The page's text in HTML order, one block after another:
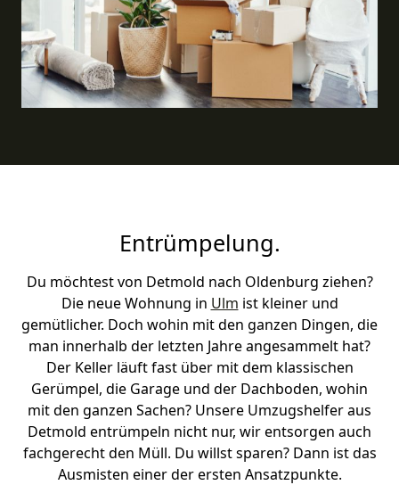
Entrümpelung.
Du möchtest von Detmold nach Oldenburg ziehen?
Die neue Wohnung in Ulm ist kleiner und
gemütlicher. Doch wohin mit den ganzen Dingen, die
man innerhalb der letzten Jahre angesammelt hat?
Der Keller läuft fast über mit dem klassischen
Gerümpel, die Garage und der Dachboden, wohin
mit den ganzen Sachen? Unsere Umzugshelfer aus
Detmold entrümpeln nicht nur, wir entsorgen auch
fachgerecht den Müll. Du willst sparen? Dann ist das
Ausmisten einer der ersten Ansatzpunkte.